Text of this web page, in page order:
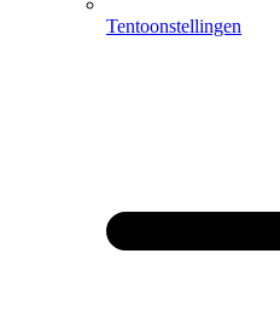
Tentoonstellingen